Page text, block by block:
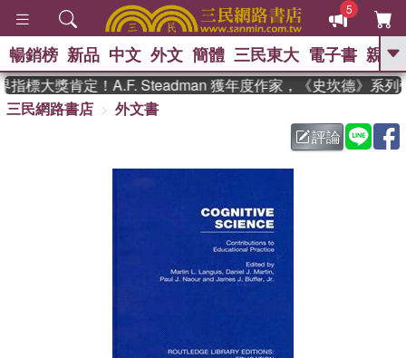
5
GO
父親節 、 如果歷
暑期推薦 、 國際布克
獎 臺灣漫遊錄 、 方念華
偉大的迷走神經
暢銷榜 新品 中文 外文 簡體 三民東大 電子書 親子
標大獎肯定！A.F. Steadman 獲年度作家，《史坎德》系列
三民網路書店
外文書
評論